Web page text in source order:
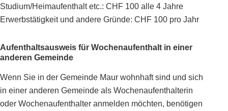
Studium/Heimaufenthalt etc.: CHF 100 alle 4 Jahre
Erwerbstätigkeit und andere Gründe: CHF 100 pro Jahr
Aufenthaltsausweis für Wochenaufenthalt in einer
anderen Gemeinde
Wenn Sie in der Gemeinde Maur wohnhaft sind und sich
in einer anderen Gemeinde als Wochenaufenthalterin
oder Wochenaufenthalter anmelden möchten, benötigen